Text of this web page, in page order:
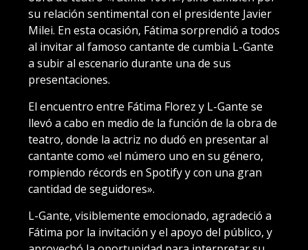
su relación sentimental con el presidente Javier
Milei. En esta ocasión, Fátima sorprendió a todos
al invitar al famoso cantante de cumbia L-Gante
a subir al escenario durante una de sus
presentaciones.
El encuentro entre Fátima Florez y L-Gante se
llevó a cabo en medio de la función de la obra de
teatro, donde la actriz no dudó en presentar al
cantante como «el número uno en su género,
rompiendo récords en Spotify y con una gran
cantidad de seguidores».
L-Gante, visiblemente emocionado, agradeció a
Fátima por la invitación y el apoyo del público, y